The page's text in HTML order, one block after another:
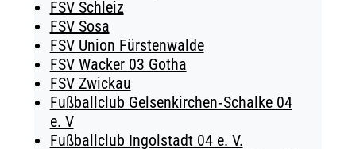
FSV Schleiz
FSV Sosa
FSV Union Fürstenwalde
FSV Wacker 03 Gotha
FSV Zwickau
Fußballclub Gelsenkirchen‑Schalke 04
e. V
Fußballclub Ingolstadt 04 e. V.